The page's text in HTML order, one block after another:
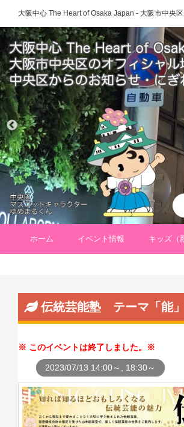
大阪中心 The Heart of Osaka Japan - 大阪市中央
ホーム イベント情報 キッズ（
伝統芸能塾 テーマ「能」
このイベントは終了しました。
2023/07/13 14:00～, 18:30～